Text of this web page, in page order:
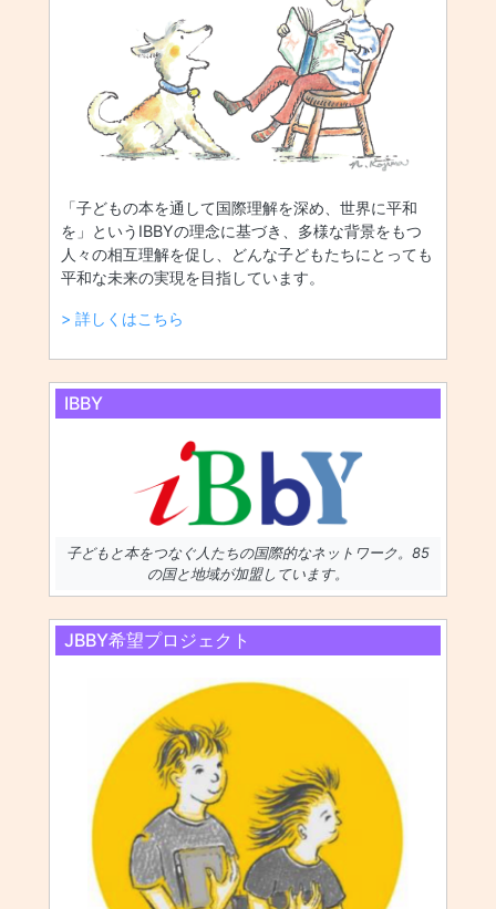
「子どもの本を通して国際理解を深め、世界に平和
を」というIBBYの理念に基づき、多様な背景をもつ
人々の相互理解を促し、どんな子どもたちにとっても
平和な未来の実現を目指しています。
> 詳しくはこちら
IBBY
子どもと本をつなぐ人たちの国際的なネットワーク。85
の国と地域が加盟しています。
JBBY希望プロジェクト